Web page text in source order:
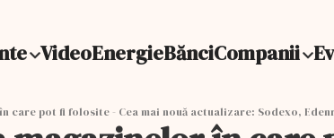
VideoEnergieBănciCompanii
care pot fi folosite - Cea mai nouă actualizare: Sodexo,